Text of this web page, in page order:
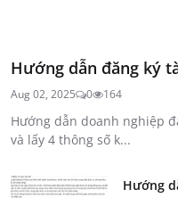
Hướng dẫn đăng ký
Aug 02, 2025 0 164
Hướng dẫn doanh nghiệp
và lấy 4 thông số k...
Hướng